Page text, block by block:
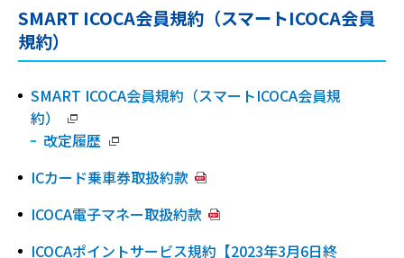
SMART ICOCA会員規約（スマートICOCA会員
規約）
SMART ICOCA会員規約（スマートICOCA会員規
約）
改定履歴
ICカード乗車券取扱約款
ICOCA電子マネー取扱約款
ICOCAポイントサービス規約【2023年3月6日終